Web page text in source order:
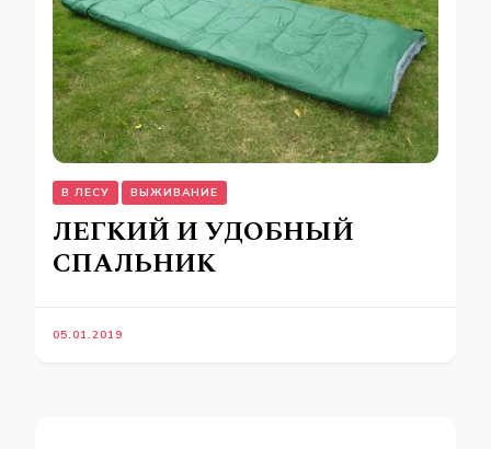
В ЛЕСУ ВЫЖИВАНИЕ
ЛЕГКИЙ И УДОБНЫЙ
СПАЛЬНИК
05.01.2019